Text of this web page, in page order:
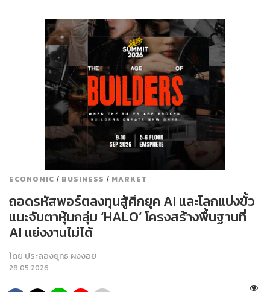
ECONOMIC / BUSINESS / MARKET
ถอดรหัสพอร์ตลงทุนสู้ศึกยุค AI และโลกแบ่งขั้ว
แนะจับตาหุ้นกลุ่ม ‘HALO’ โครงสร้างพื้นฐานที่
AI แย่งงานไม่ได้
โดย ประลองยุทธ ผงงอย
28.05.2026